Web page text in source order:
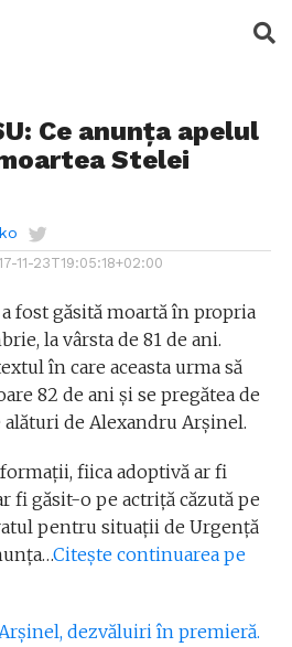
Ce anunța apelul
Stelei
11-23T19:05:18+02:00
fost găsită moartă în propria
la vârsta de 81 de ani.
în care aceasta urma să
82 de ani și se pregătea de
de Alexandru Arșinel.
fiica adoptivă ar fi
fi găsit-o pe actriță căzută pe
pentru situații de Urgență
Citește continuarea pe
dezvăluiri în premieră.